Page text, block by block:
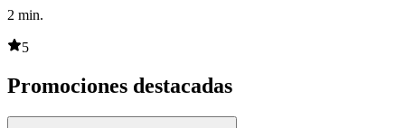
2 min.
5
Promociones destacadas